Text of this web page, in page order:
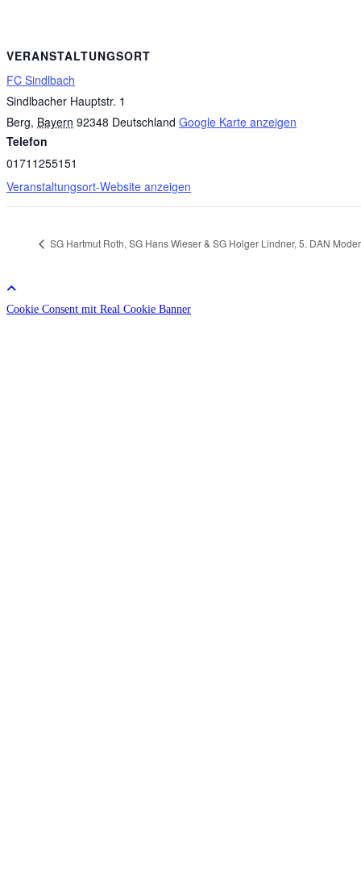
VERANSTALTUNGSORT
FC Sindlbach
Sindlbacher Hauptstr. 1
Berg, Bayern 92348 Deutschland Google Karte anzeigen
Telefon
01711255151
Veranstaltungsort-Website anzeigen
SG Hartmut Roth, SG Hans Wieser & SG Holger Lindner, 5. DAN
Cookie Consent mit Real Cookie Banner